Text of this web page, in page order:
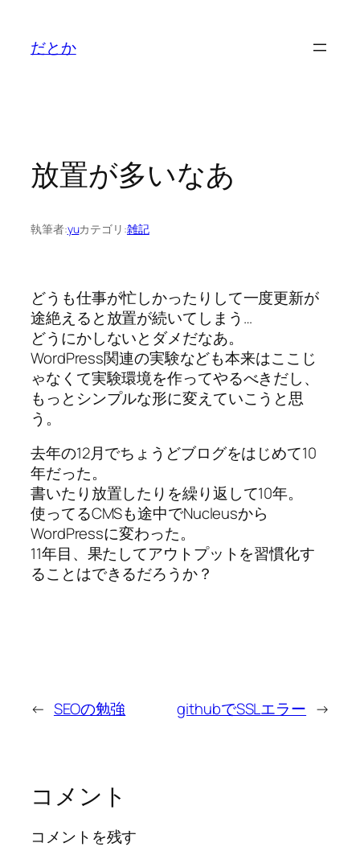
だとか
放置が多いなあ
執筆者:yuカテゴリ:雑記
どうも仕事が忙しかったりして一度更新が
途絶えると放置が続いてしまう…
どうにかしないとダメだなあ。
WordPress関連の実験なども本来はここじ
ゃなくて実験環境を作ってやるべきだし、
もっとシンプルな形に変えていこうと思
う。
去年の12月でちょうどブログをはじめて10
年だった。
書いたり放置したりを繰り返して10年。
使ってるCMSも途中でNucleusから
WordPressに変わった。
11年目、果たしてアウトプットを習慣化す
ることはできるだろうか？
← SEOの勉強 githubでSSLエラー →
コメント
コメントを残す